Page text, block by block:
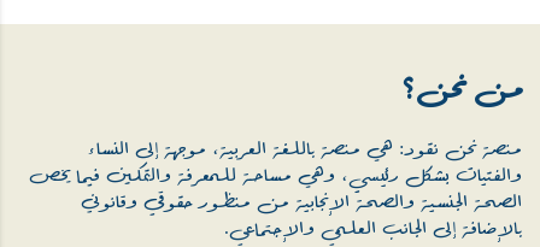
من نحن؟
منصة نحن نقود: هي منصة باللغة العربية، موجهة إلى النساء
والفتيات بشكل رئيسي، وهي مساحة للمعرفة والتمكين فيما يخص
الصحة الجنسية والصحة الإنجابية من منظور حقوقي وقانوني
بالإضافة إلى الجانب العلمي والإجتماعي.